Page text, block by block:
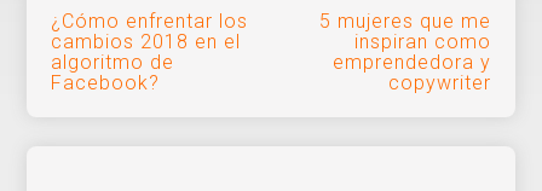
Navegación
de
¿Cómo enfrentar los
cambios 2018 en el
algoritmo de
Facebook?
5 mujeres que me
inspiran como
emprendedora y
copywriter